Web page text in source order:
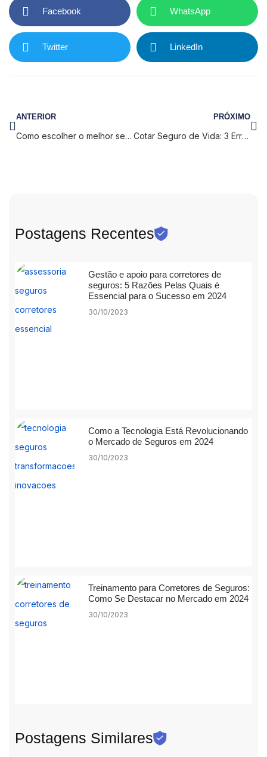
Facebook WhatsApp
Twitter LinkedIn
ANTERIOR
Como escolher o melhor seguro de saúde – Guia completo
PRÓXIMO
Cotar Seguro de Vida: 3 Erros que Corretores Devem Evitar
Postagens Recentes
Gestão e apoio para corretores de
seguros: 5 Razões Pelas Quais é
Essencial para o Sucesso em 2024
30/10/2023
Como a Tecnologia Está Revolucionando
o Mercado de Seguros em 2024
30/10/2023
Treinamento para Corretores de Seguros:
Como Se Destacar no Mercado em 2024
30/10/2023
Postagens Similares